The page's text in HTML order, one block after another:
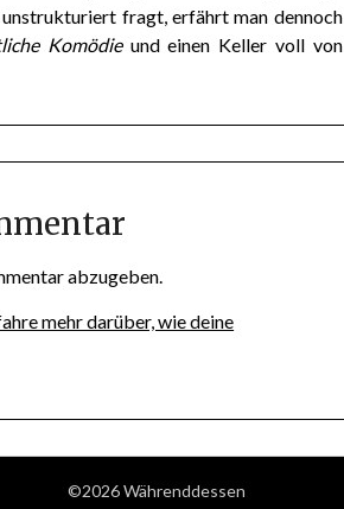
fragt, erfährt man dennoch
Komödieund einen Keller voll von
abzugeben.
mehr darüber, wie deine
©2026 Währenddessen